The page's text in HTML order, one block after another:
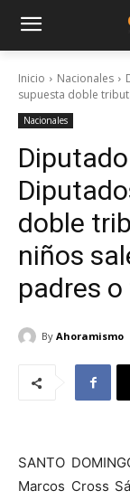
Inicio Nacionales
supuesta doble
Nacionales
doble
niños
padres
By Ahoramismo
SANTO
Marcos Cross